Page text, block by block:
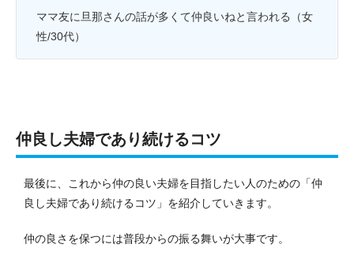
ママ友に旦那さんの話が多くて仲良いねと言われる（女
性/30代）
仲良し夫婦であり続けるコツ
最後に、これから仲の良い夫婦を目指したい人のための「仲
良し夫婦であり続けるコツ」を紹介していきます。
仲の良さを保つには普段からの振る舞いが大事です。